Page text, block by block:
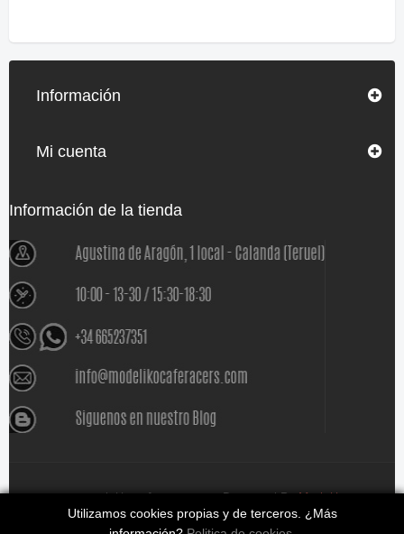
Información
Mi cuenta
Información de la tienda
Utilizamos cookies propias y de terceros. ¿Más
www.modelikocaferacers.com Designed By Modeliko